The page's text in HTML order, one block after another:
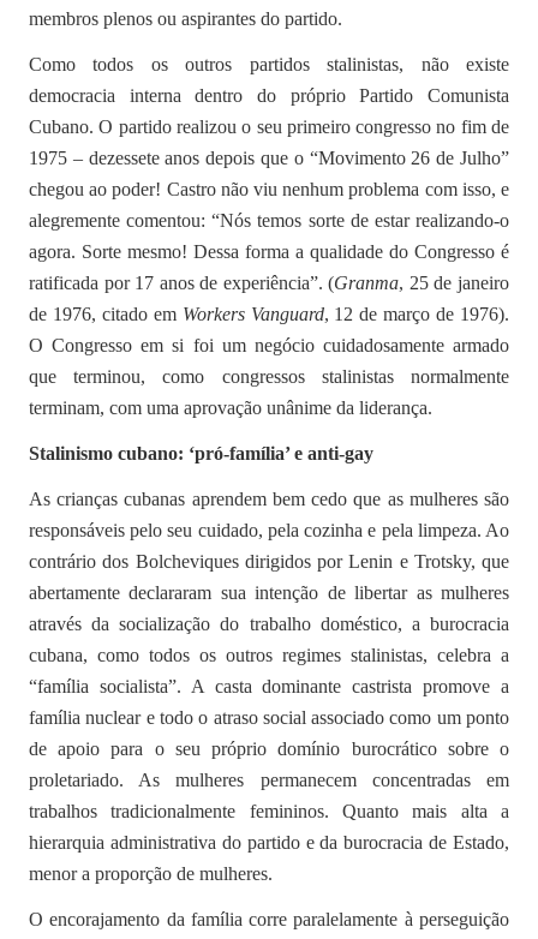
membros plenos ou aspirantes do partido.
Como todos os outros partidos stalinistas, não existe
democracia interna dentro do próprio Partido Comunista
Cubano. O partido realizou o seu primeiro congresso no fim de
1975 – dezessete anos depois que o “Movimento 26 de Julho”
chegou ao poder! Castro não viu nenhum problema com isso, e
alegremente comentou: “Nós temos sorte de estar realizando-o
agora. Sorte mesmo! Dessa forma a qualidade do Congresso é
ratificada por 17 anos de experiência”. (Granma, 25 de janeiro
de 1976, citado em Workers Vanguard, 12 de março de 1976).
O Congresso em si foi um negócio cuidadosamente armado
que terminou, como congressos stalinistas normalmente
terminam, com uma aprovação unânime da liderança.
Stalinismo cubano: ‘pró-família’ e anti-gay
As crianças cubanas aprendem bem cedo que as mulheres são
responsáveis pelo seu cuidado, pela cozinha e pela limpeza. Ao
contrário dos Bolcheviques dirigidos por Lenin e Trotsky, que
abertamente declararam sua intenção de libertar as mulheres
através da socialização do trabalho doméstico, a burocracia
cubana, como todos os outros regimes stalinistas, celebra a
“família socialista”. A casta dominante castrista promove a
família nuclear e todo o atraso social associado como um ponto
de apoio para o seu próprio domínio burocrático sobre o
proletariado. As mulheres permanecem concentradas em
trabalhos tradicionalmente femininos. Quanto mais alta a
hierarquia administrativa do partido e da burocracia de Estado,
menor a proporção de mulheres.
O encorajamento da família corre paralelamente à perseguição